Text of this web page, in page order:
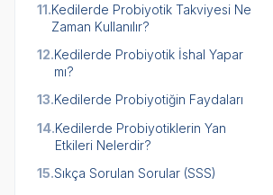
11.Kedilerde Probiyotik Takviyesi Ne
Zaman Kullanılır?
12.Kedilerde Probiyotik İshal Yapar
mı?
13.Kedilerde Probiyotiğin Faydaları
14.Kedilerde Probiyotiklerin Yan
Etkileri Nelerdir?
15.Sıkça Sorulan Sorular (SSS)